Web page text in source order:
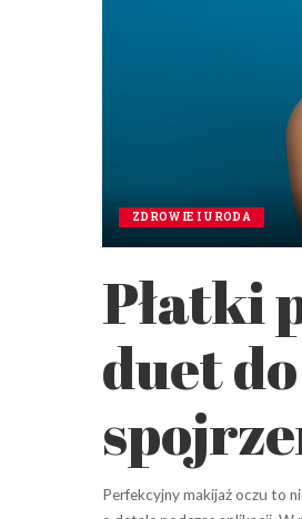
ZDROWIE I URODA
Płatki
duet
Perfekcyjny makijaż oczu to